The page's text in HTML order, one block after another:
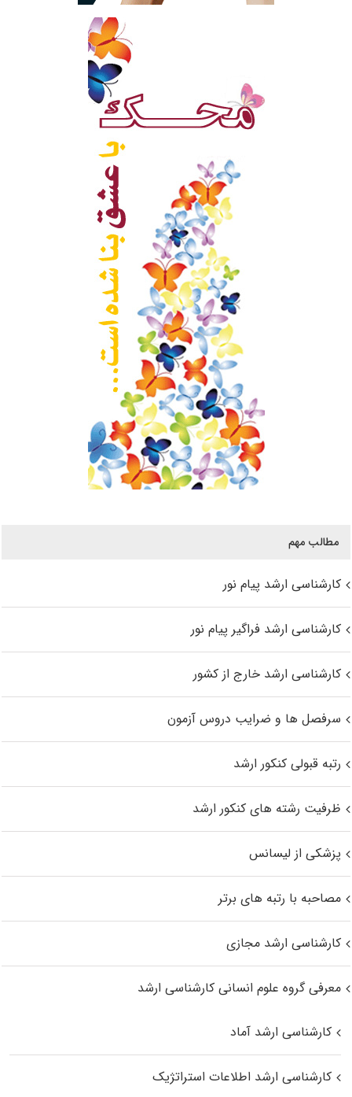
مطالب مهم
کارشناسی ارشد پیام نور
کارشناسی ارشد فراگیر پیام نور
کارشناسی ارشد خارج از کشور
سرفصل ها و ضرایب دروس آزمون
رتبه قبولی کنکور ارشد
ظرفیت رشته های کنکور ارشد
پزشکی از لیسانس
مصاحبه با رتبه های برتر
کارشناسی ارشد مجازی
معرفی گروه علوم انسانی کارشناسی ارشد
کارشناسی ارشد آماد
کارشناسی ارشد اطلاعات استراتژیک